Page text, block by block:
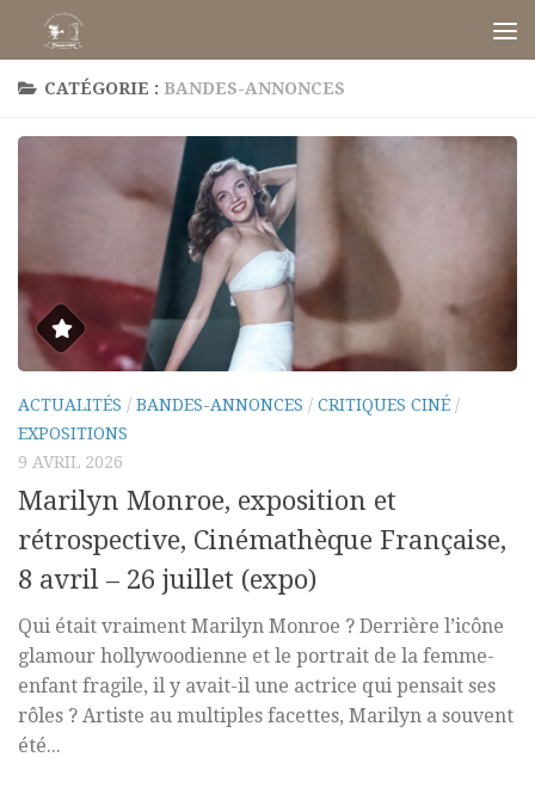
Skip to content
CATÉGORIE : BANDES-ANNONCES
ACTUALITÉS / BANDES-ANNONCES / CRITIQUES CINÉ /
EXPOSITIONS
9 AVRIL 2026
Marilyn Monroe, exposition et
rétrospective, Cinémathèque Française,
8 avril – 26 juillet (expo)
Qui était vraiment Marilyn Monroe ? Derrière l’icône
glamour hollywoodienne et le portrait de la femme-
enfant fragile, il y avait-il une actrice qui pensait ses
rôles ? Artiste au multiples facettes, Marilyn a souvent
été...